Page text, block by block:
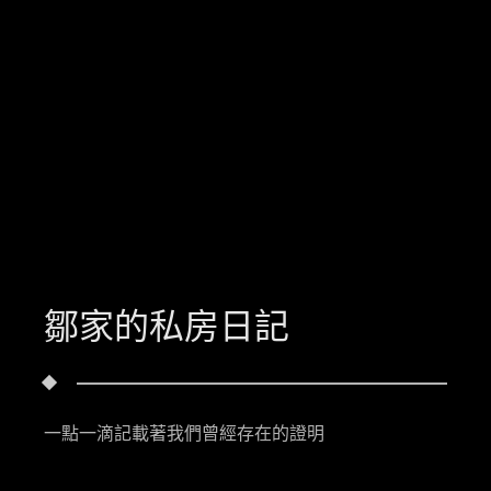
鄒家的私房日記
一點一滴記載著我們曾經存在的證明